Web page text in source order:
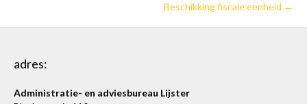
Beschikking fiscale eenheid →
adres:
Administratie- en adviesbureau Lijster